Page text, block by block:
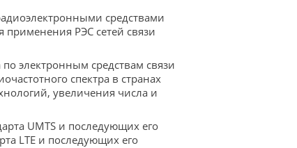
средствами
РЭС сетей связи
электронным средствам связи
спектра в странах
увеличения числа и
UMTS и последующих его
LTE и последующих его